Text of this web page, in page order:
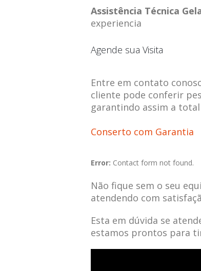
Assistência Técnica
experiencia
Agende sua Visita
Entre em contato
cliente pode conferir
garantindo assim a
Conserto com Garantia
Error: Contact form not found.
Não fique sem o seu
atendendo com
Esta em dúvida se
estamos prontos para